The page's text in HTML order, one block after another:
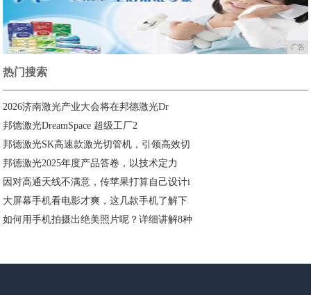
广告
热门搜索
2026济南激光产业大会将在邦德激光Dr
邦德激光DreamSpace 超级工厂2
邦德激光SK高速款激光切管机，引领高效切
邦德激光2025年度产品答卷，以技术定力
因对高通天线不满意，传苹果打算自己设计i
大屏幕手机看电影才爽，这几款手机了解下
如何用手机拍摄出绝美照片呢？详细讲解8种